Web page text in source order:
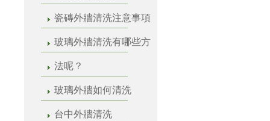
瓷磚外牆清洗注意事項
玻璃外牆清洗有哪些方
法呢？
玻璃外牆如何清洗
台中外牆清洗